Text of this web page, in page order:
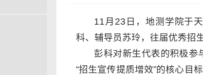
11月23日，地测学院于
科、辅导员苏玲，往届优秀招
彭科对新生代表的积极参
“招生宣传提质增效”的核心目